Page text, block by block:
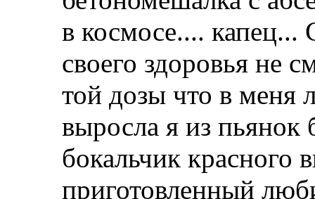
в космосе.... капец...
своего здоровья не
той дозы что в меня
выросла я из пьянок
бокальчик красного
приготовленный